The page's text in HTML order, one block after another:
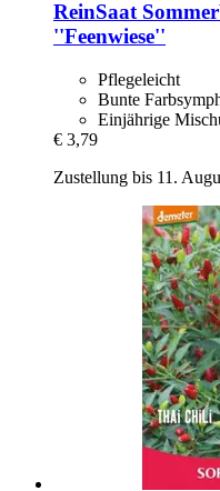
ReinSaat
''Feenwiese''
Pflegeleicht
Bunte
Einjährige
€ 3,79
Zustellung bis 11.